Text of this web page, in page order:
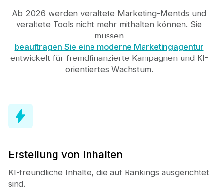
Ab 2026 werden veraltete Marketing-Mentds und
veraltete Tools nicht mehr mithalten können. Sie
müssen
beauftragen Sie eine moderne Marketingagentur
entwickelt für fremdfinanzierte Kampagnen und KI-
orientiertes Wachstum.
Erstellung von Inhalten
KI-freundliche Inhalte, die auf Rankings ausgerichtet
sind.